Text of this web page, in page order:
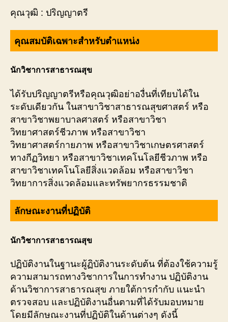
คุณวุฒิ : ปริญญาตรี
คุณสมบัติเฉพาะสำหรับตำแหน่ง
นักวิชาการสาธารณสุข
ได้รับปริญญาตรีหรือคุณวุฒิอย่าองื่นที่เทียบได้ใน
ระดับเดียวกัน ในสาขาวิชาสาธารณสุขศาสตร์ หรือ
สาขาวิชาพยาบาลศาสตร์ หรือสาขาวิชา
วิทยาศาสตร์ชีวภาพ หรือสาขาวิชา
วิทยาศาสตร์กายภาพ หรือสาขาวิชาเกษตรศาสตร์
ทางกีฏวิทยา หรือสาขาวิชาเทคโนโลยีชีวภาพ หรือ
สาขาวิชาเทคโนโลยีสิ่งแวดล้อม หรือสาขาวิชา
วิทยาการสิ่งแวดล้อมและทรัพยากรธรรมชาติ
ลักษณะงานที่ปฏิบัติ
นักวิชาการสาธารณสุข
ปฏิบัติงานในฐานะผู้ฏิบัติงานระดับต้น ที่ต้องใช้ความรู้
ความสามารถทางวิชาการในการทำงาน ปฏิบัติงาน
ด้านวิชาการสาธารณสุข ภายใต้การกำกับ แนะนำ
ตรวจสอบ และปฏิบัติงานอื่นตามที่ได้รับมอบหมาย
โดยมีลักษณะงานที่ปฏิบัติในด้านต่างๆ ดังนี้